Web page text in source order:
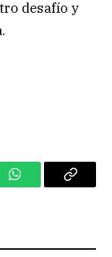
desafío y
WhatsAppCopy